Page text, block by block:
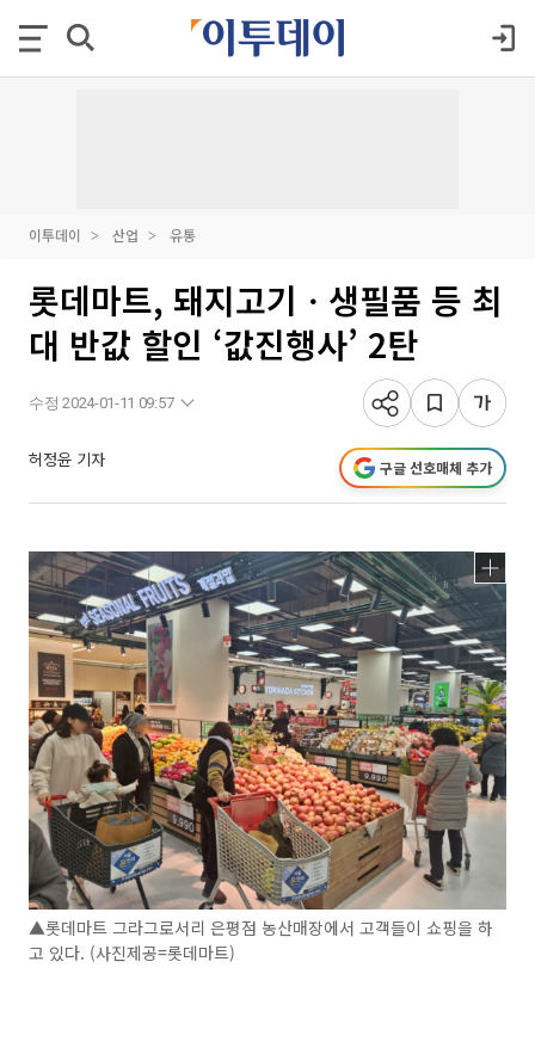
이투데이 산업 유통
롯데마트, 돼지고기ㆍ생필품 등 최
대 반값 할인 ‘값진행사’ 2탄
수정 2024-01-11 09:57
허정윤 기자 구글 선호매체 추가
▲롯데마트 그라그로서리 은평점 농산매장에서 고객들이 쇼핑을 하
고 있다. (사진제공=롯데마트)